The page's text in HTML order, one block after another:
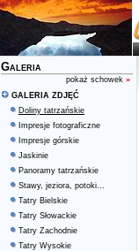
Galeria
pokaż schowek »
GALERIA ZDJĘĆ
Doliny tatrzańskie
Impresje fotograficzne
Impresje górskie
Jaskinie
Panoramy tatrzańskie
Stawy, jeziora, potoki...
Tatry Bielskie
Tatry Słowackie
Tatry Zachodnie
Tatry Wysokie